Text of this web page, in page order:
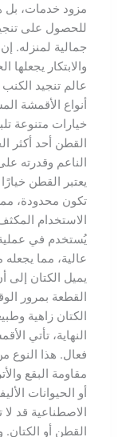
مزود خدمات،
للحصول على
جمالية لمنزله.
والابتكار
عالم تنجيد
أنواع الأقمشة
خيارات متنوعة
القطن أحد أكثر
الناعم وقدرته
يعتبر القطن
تكون محدودة،
الاستخدام
يُستخدم في عملية
عالية، مما يجعله
يميل الكتان إلى
القطعة بمرور
الكتان زاهية
النهاية، تأتي
فعال. هذا النوع
مقاومة البقع
أو الحيوانات
الاصطناعية قد
القطن أو